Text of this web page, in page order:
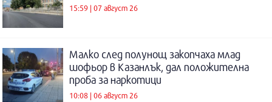
15:59 | 07 август 26
Малко след полунощ закопчаха млад
шофьор в Казанлък, дал положителна
проба за наркотици
10:08 | 06 август 26